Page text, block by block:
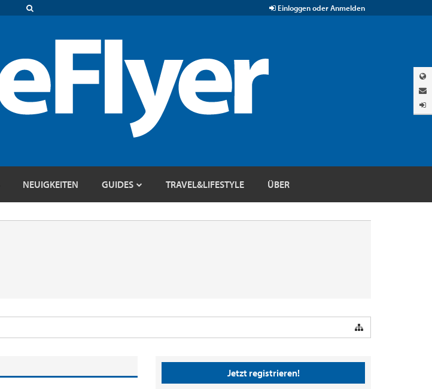
Einloggen oder Anmelden
NEUIGKEITEN GUIDES TRAVEL&LIFESTYLE ÜBER
Jetzt registrieren!